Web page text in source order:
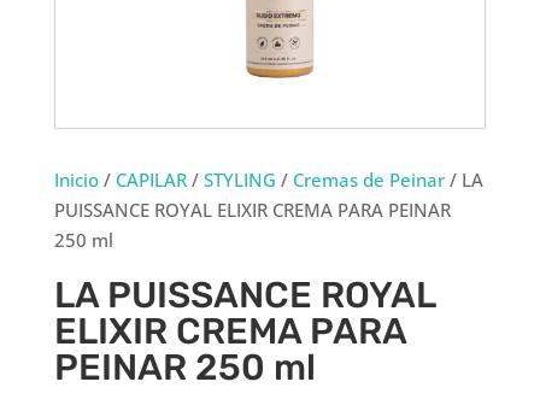
Inicio/ CAPILAR/ STYLING / Cremas de Peinar/ LA
PUISSANCE ROYAL ELIXIR CREMA PARA PEINAR
250 ml
LA PUISSANCE ROYAL
ELIXIR CREMA PARA
PEINAR 250 ml